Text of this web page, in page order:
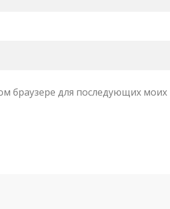
браузере для последующих